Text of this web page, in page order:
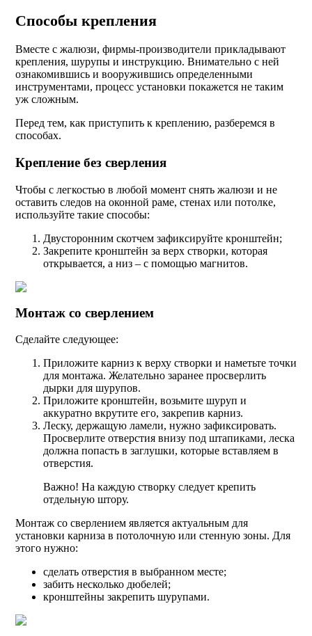
Способы крепления
Вместе с жалюзи, фирмы-производители прикладывают
крепления, шурупы и инструкцию. Внимательно с ней
ознакомившись и вооружившись определенными
инструментами, процесс установки покажется не таким
уж сложным.
Перед тем, как приступить к креплению, разберемся в
способах.
Крепление без сверления
Чтобы с легкостью в любой момент снять жалюзи и не
оставить следов на оконной раме, стенах или потолке,
используйте такие способы:
Двусторонним скотчем зафиксируйте кронштейн;
Закрепите кронштейн за верх створки, которая
открывается, а низ – с помощью магнитов.
Монтаж со сверлением
Сделайте следующее:
Приложите карниз к верху створки и наметьте точки
для монтажа. Желательно заранее просверлить
дырки для шурупов.
Приложите кронштейн, возьмите шуруп и
аккуратно вкрутите его, закрепив карниз.
Леску, держащую ламели, нужно зафиксировать.
Просверлите отверстия внизу под штапиками, леска
должна попасть в заглушки, которые вставляем в
отверстия.
Важно! На каждую створку следует крепить
отдельную штору.
Монтаж со сверлением является актуальным для
установки карниза в потолочную или стенную зоны. Для
этого нужно:
сделать отверстия в выбранном месте;
забить несколько дюбелей;
кронштейны закрепить шурупами.